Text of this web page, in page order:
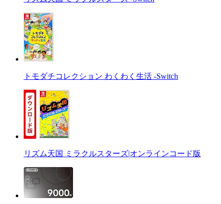
トモダチコレクション わくわく生活 -Switch
リズム天国 ミラクルスターズ|オンラインコード版